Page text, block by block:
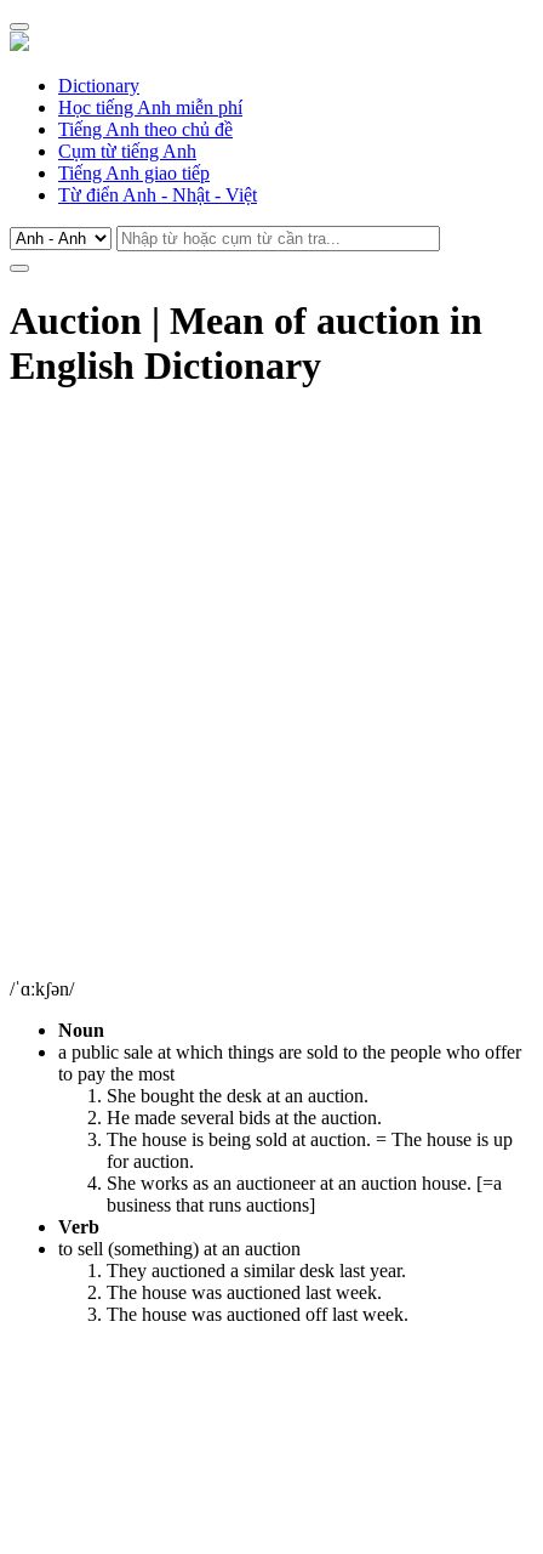
Dictionary
Học tiếng Anh miễn phí
Tiếng Anh theo chủ đề
Cụm từ tiếng Anh
Tiếng Anh giao tiếp
Từ điển Anh - Nhật - Việt
Auction | Mean of auction in
English Dictionary
/ˈɑːkʃən/
Noun
a public sale at which things are sold to the people who offer
to pay the most
She bought the desk at an auction.
He made several bids at the auction.
The house is being sold at auction. = The house is up
for auction.
She works as an auctioneer at an auction house. [=a
business that runs auctions]
Verb
to sell (something) at an auction
They auctioned a similar desk last year.
The house was auctioned last week.
The house was auctioned off last week.